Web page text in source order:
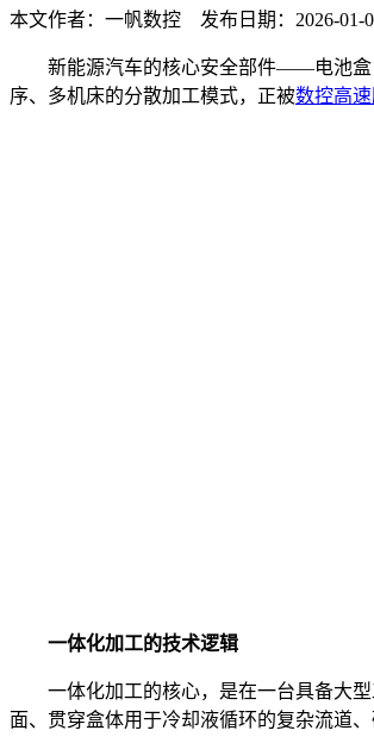
本文作者：一帆数控 发布日期：2026-01-
新能源汽车的核心安全部件——电池盒，
序、多机床的分散加工模式，正被数控高
一体化加工的技术逻辑
一体化加工的核心，是在一台具备大型
面、贯穿盒体用于冷却液循环的复杂流道